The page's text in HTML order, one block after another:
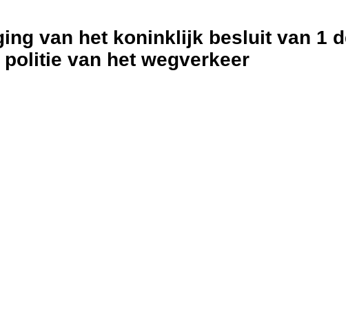
van het koninklijk besluit van 1
van het wegverkeer